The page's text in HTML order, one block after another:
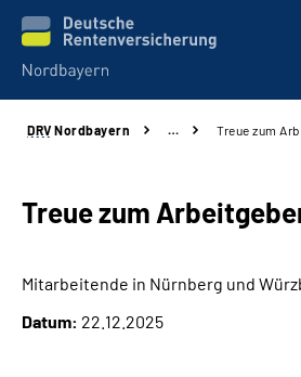
Online-Services
Services
Reha-Kliniken
DRV Nordbayern … Treue zum
Treue zum
Mitarbeitende in Nürnberg und
Datum: 22.12.2025